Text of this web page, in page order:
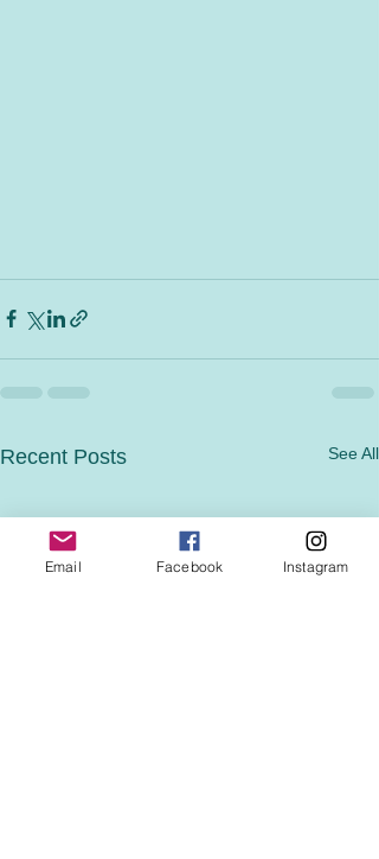
Recent Posts See All
Email Facebook Instagram